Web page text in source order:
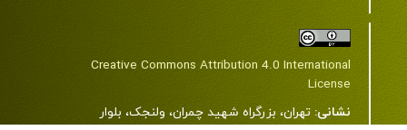
Creative Commons Attribution 4.0 International
License
نشانی: تهران، بزرگراه شهید چمران، ولنجک، بلوار